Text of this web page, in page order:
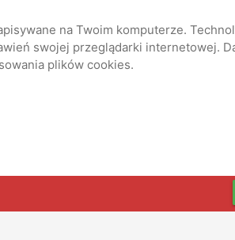
na Twoim komputerze.
swojej przeglądarki internetowej.
plików cookies.